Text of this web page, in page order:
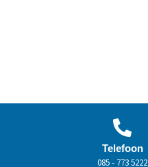
Telefoon
085 - 773 5222